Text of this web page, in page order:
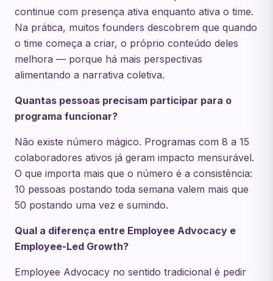
continue com presença ativa enquanto ativa o time.
Na prática, muitos founders descobrem que quando
o time começa a criar, o próprio conteúdo deles
melhora — porque há mais perspectivas
alimentando a narrativa coletiva.
Quantas pessoas precisam participar para o
programa funcionar?
Não existe número mágico. Programas com 8 a 15
colaboradores ativos já geram impacto mensurável.
O que importa mais que o número é a consistência:
10 pessoas postando toda semana valem mais que
50 postando uma vez e sumindo.
Qual a diferença entre Employee Advocacy e
Employee-Led Growth?
Employee Advocacy no sentido tradicional é pedir